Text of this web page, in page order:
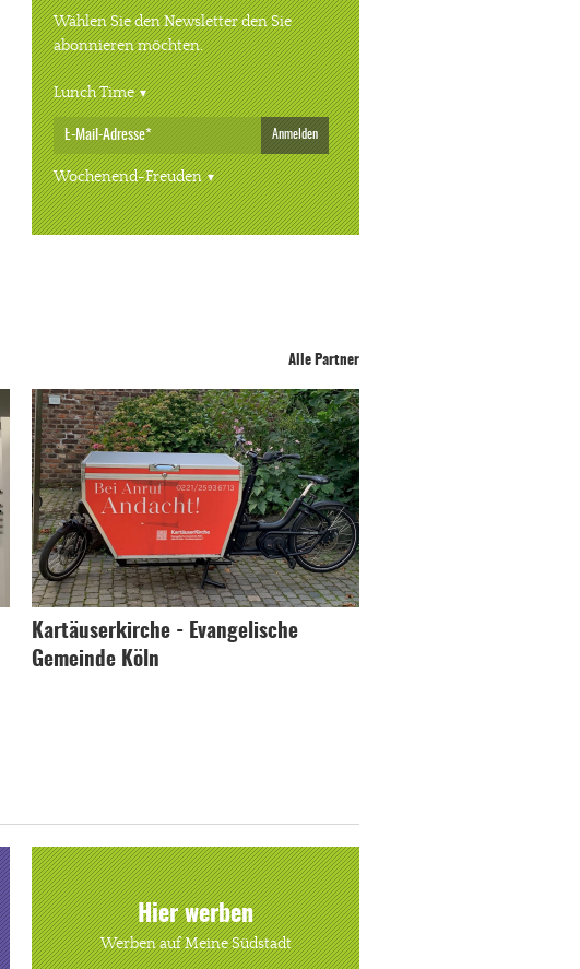
Wählen Sie den Newsletter den Sie
abonnieren möchten.
Lunch Time
Anmelden
Wochenend-Freuden
Alle Partner
Kartäuserkirche - Evangelische
Gemeinde Köln
Hier werben
Werben auf Meine Südstadt